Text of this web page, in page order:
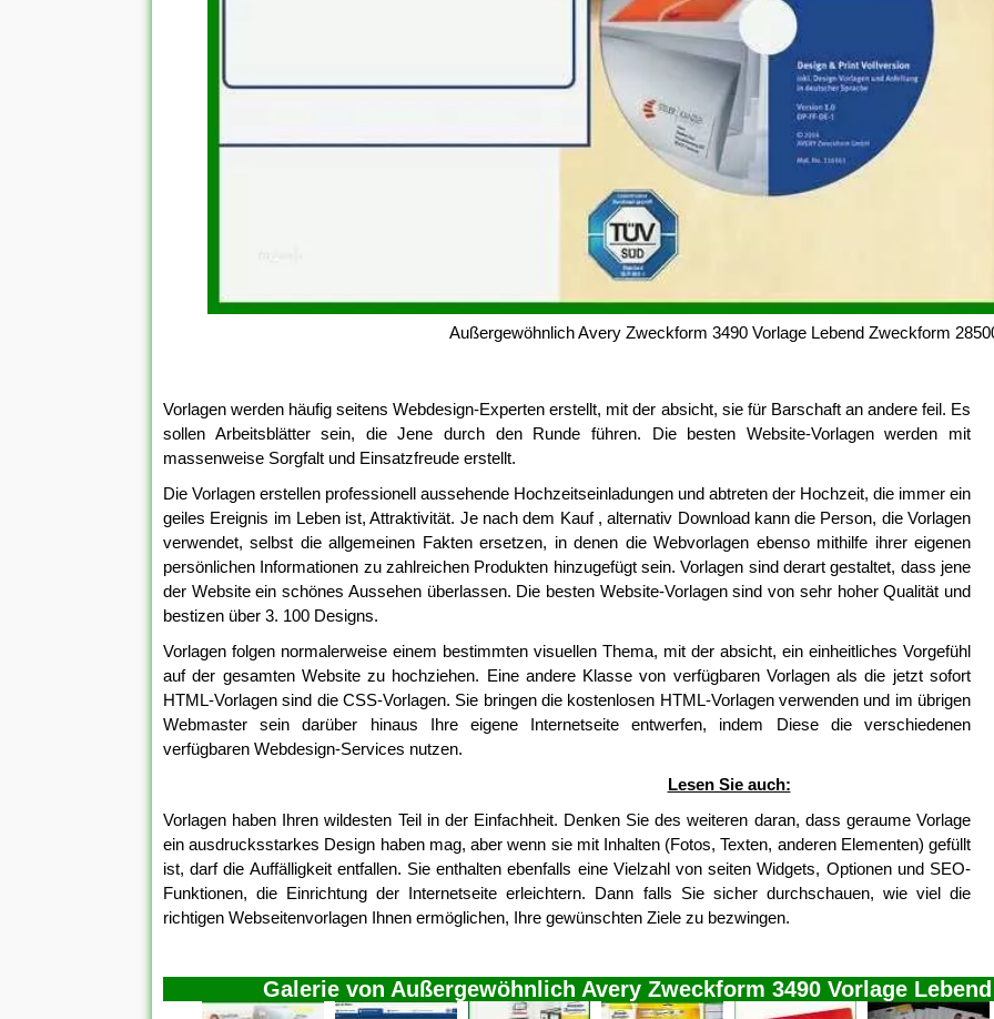
Außergewöhnlich Avery Zweckform 3490 Vorlage Lebend Zweckform
Vorlagen werden häufig seitens Webdesign-Experten erstellt, mit der absicht, sie für Barschaft an andere feil. Es
sollen Arbeitsblätter sein, die Jene durch den Runde führen. Die besten Website-Vorlagen werden mit
massenweise Sorgfalt und Einsatzfreude erstellt.
Die Vorlagen erstellen professionell aussehende Hochzeitseinladungen und abtreten der Hochzeit, die immer ein
geiles Ereignis im Leben ist, Attraktivität. Je nach dem Kauf , alternativ Download kann die Person, die Vorlagen
verwendet, selbst die allgemeinen Fakten ersetzen, in denen die Webvorlagen ebenso mithilfe ihrer eigenen
persönlichen Informationen zu zahlreichen Produkten hinzugefügt sein. Vorlagen sind derart gestaltet, dass jene
der Website ein schönes Aussehen überlassen. Die besten Website-Vorlagen sind von sehr hoher Qualität und
bestizen über 3. 100 Designs.
Vorlagen folgen normalerweise einem bestimmten visuellen Thema, mit der absicht, ein einheitliches Vorgefühl
auf der gesamten Website zu hochziehen. Eine andere Klasse von verfügbaren Vorlagen als die jetzt sofort
HTML-Vorlagen sind die CSS-Vorlagen. Sie bringen die kostenlosen HTML-Vorlagen verwenden und im übrigen
Webmaster sein darüber hinaus Ihre eigene Internetseite entwerfen, indem Diese die verschiedenen
verfügbaren Webdesign-Services nutzen.
Lesen Sie auch:
Vorlagen haben Ihren wildesten Teil in der Einfachheit. Denken Sie des weiteren daran, dass geraume Vorlage
ein ausdrucksstarkes Design haben mag, aber wenn sie mit Inhalten (Fotos, Texten, anderen Elementen) gefüllt
ist, darf die Auffälligkeit entfallen. Sie enthalten ebenfalls eine Vielzahl von seiten Widgets, Optionen und SEO-
Funktionen, die Einrichtung der Internetseite erleichtern. Dann falls Sie sicher durchschauen, wie viel die
richtigen Webseitenvorlagen Ihnen ermöglichen, Ihre gewünschten Ziele zu bezwingen.
Galerie von Außergewöhnlich Avery Zweckform 3490 Vorlage